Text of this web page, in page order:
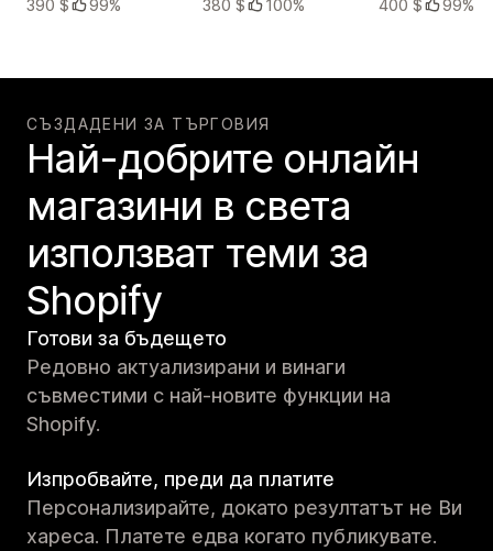
390 $
99%
380 $
100%
400 $
99%
СЪЗДАДЕНИ ЗА ТЪРГОВИЯ
Най-добрите онлайн
магазини в света
използват теми за
Shopify
Готови за бъдещето
Редовно актуализирани и винаги
съвместими с най-новите функции на
Shopify.
Изпробвайте, преди да платите
Персонализирайте, докато резултатът не Ви
хареса. Платете едва когато публикувате.